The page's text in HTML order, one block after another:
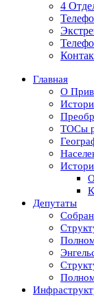
4
Главная
О
ТОСы
Депутаты